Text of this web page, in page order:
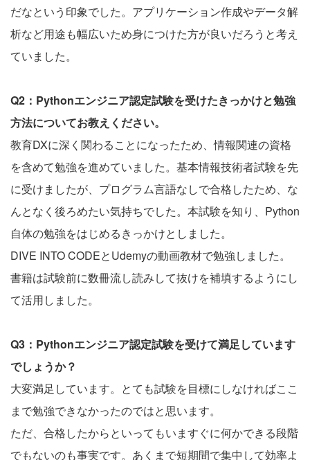
だなという印象でした。アプリケーション作成やデータ解
析など用途も幅広いため身につけた方が良いだろうと考え
ていました。
Q2：Pythonエンジニア認定試験を受けたきっかけと勉強
方法についてお教えください。
教育DXに深く関わることになったため、情報関連の資格
を含めて勉強を進めていました。基本情報技術者試験を先
に受けましたが、プログラム言語なしで合格したため、な
んとなく後ろめたい気持ちでした。本試験を知り、Python
自体の勉強をはじめるきっかけとしました。
DIVE INTO CODEとUdemyの動画教材で勉強しました。
書籍は試験前に数冊流し読みして抜けを補填するようにし
て活用しました。
Q3：Pythonエンジニア認定試験を受けて満足しています
でしょうか？
大変満足しています。とても試験を目標にしなければここ
まで勉強できなかったのではと思います。
ただ、合格したからといってもいますぐに何かできる段階
でもないのも事実です。あくまで短期間で集中して効率よ